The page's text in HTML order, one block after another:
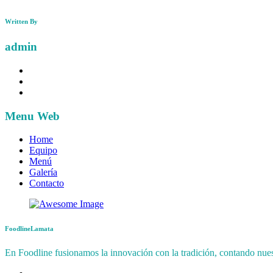
Written By
admin
Menu Web
Home
Equipo
Menú
Galería
Contacto
FoodlineLamata
En Foodline fusionamos la innovación con la tradición, contando